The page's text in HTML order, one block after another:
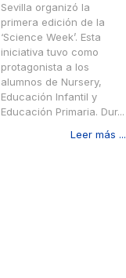
Sevilla organizó la
primera edición de la
‘Science Week’. Esta
iniciativa tuvo como
protagonista a los
alumnos de Nursery,
Educación Infantil y
Educación Primaria. Dur...
Leer más ...